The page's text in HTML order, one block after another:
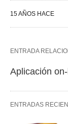
15 AÑOS HACE
ENTRADA
Aplicación
ENTRADAS